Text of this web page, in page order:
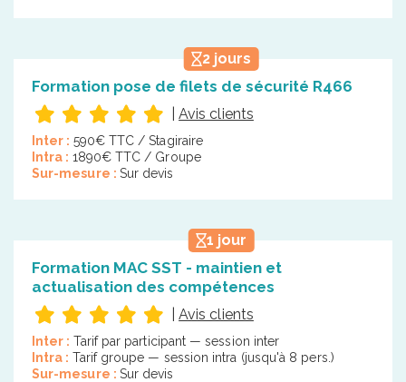
2 jours
Formation pose de filets de sécurité R466
Avis clients
Inter : 590€ TTC / Stagiraire
Intra : 1890€ TTC / Groupe
Sur-mesure : Sur devis
1 jour
Formation MAC SST - maintien et
actualisation des compétences
Avis clients
Inter : Tarif par participant — session inter
Intra : Tarif groupe — session intra (jusqu'à 8 pers.)
Sur-mesure : Sur devis